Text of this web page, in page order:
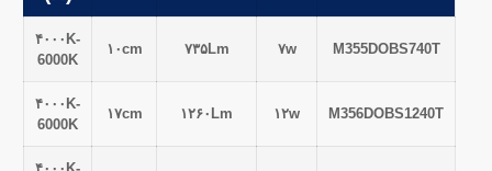
M355DOBS740T ۷w ۷۳۵Lm ۱۰cm
۴۰۰۰K-
6000K
M356DOBS1240T ۱۲w ۱۲۶۰Lm ۱۷cm
۴۰۰۰K-
6000K